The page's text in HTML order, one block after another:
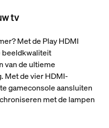
tv
Met de Play HDMI
beeldkwaliteit
van de ultieme
Met de vier HDMI-
gameconsole aansluiten
met de lampen